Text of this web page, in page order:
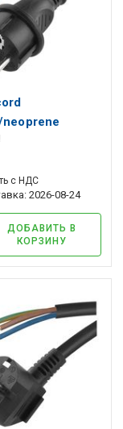
3m, black,
с НДС
2026-08-24
ДОБАВИТЬ В
КОРЗИНУ